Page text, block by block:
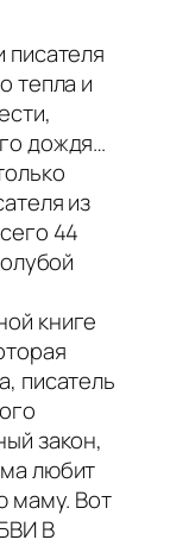
писателя
тепла и
дождя…
из
44
книге
писатель
закон,
любит
маму. Вот
В